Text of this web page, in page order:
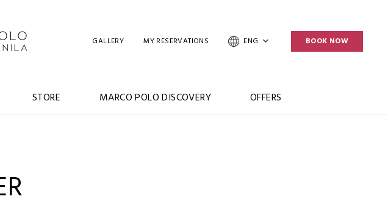
GALLERY MY RESERVATIONS ENG BOOK NOW
STORE MARCO POLO DISCOVERY OFFERS